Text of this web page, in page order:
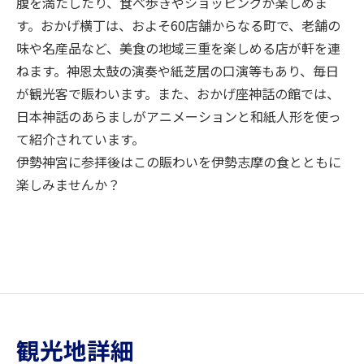
す。おかげ横丁は、およそ60店舗からなる町で、老舗の
味や名産品など、美食の地域三重を楽しめる店が軒を連
ねます。神恩太鼓の演奏や紙芝居の口演等もあり、毎日
が観光客で賑わいます。また、おかげ座神話の館では、
日本神話のあらましがアニメーションと和紙人形を使っ
て紹介されています。
伊勢神宮に参拝後はこの賑わいを伊勢志摩の食とともに
楽しみませんか？
観光地詳細